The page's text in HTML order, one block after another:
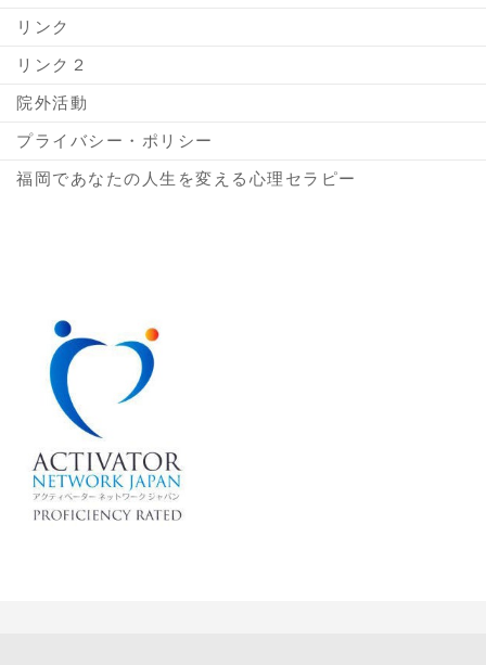
リンク
リンク２
院外活動
プライバシー・ポリシー
福岡であなたの人生を変える心理セラピー